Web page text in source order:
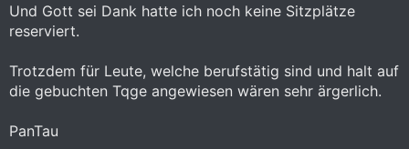
Und Gott sei Dank hatte ich noch keine Sitzplätze
reserviert.
Trotzdem für Leute, welche berufstätig sind und halt auf
die gebuchten Tqge angewiesen wären sehr ärgerlich.
PanTau